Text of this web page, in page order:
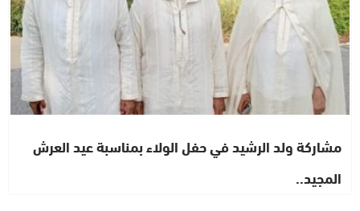
مشاركة ولد الرشيد في حفل الولاء بمناسبة عيد العرش
المجيد..